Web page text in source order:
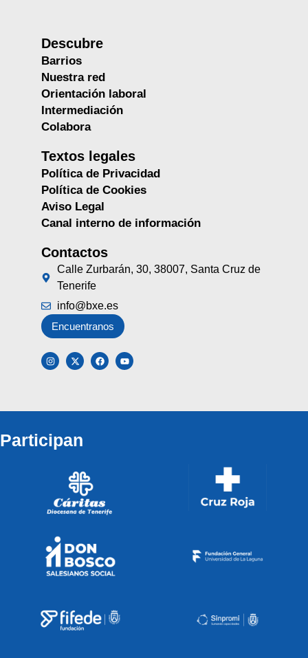
Descubre
Barrios
Nuestra red
Orientación laboral
Intermediación
Colabora
Textos legales
Política de Privacidad
Política de Cookies
Aviso Legal
Canal interno de información
Contactos
Calle Zurbarán, 30, 38007, Santa Cruz de
Tenerife
info@bxe.es
Encuentranos
Participan